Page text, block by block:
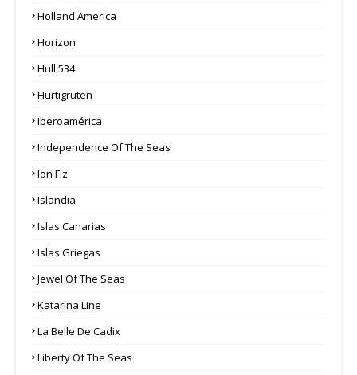
Holland America
Horizon
Hull 534
Hurtigruten
Iberoamérica
Independence Of The Seas
Ion Fiz
Islandia
Islas Canarias
Islas Griegas
Jewel Of The Seas
Katarina Line
La Belle De Cadix
Liberty Of The Seas